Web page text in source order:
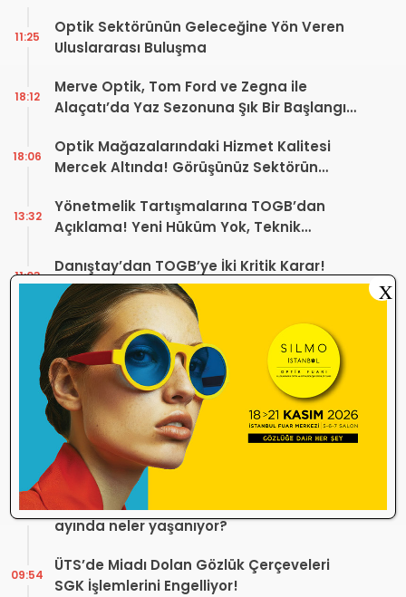
Optik Sektörünün Geleceğine Yön Veren
Uluslararası Buluşma
11:25
Merve Optik, Tom Ford ve Zegna ile
Alaçatı’da Yaz Sezonuna Şık Bir Başlangıç ​​
18:12
Optik Mağazalarındaki Hizmet Kalitesi
Mercek Altında! Görüşünüz Sektörün
18:06
Yönetmelik Tartışmalarına TOGB’dan
Açıklama! Yeni Hüküm Yok, Teknik
13:32
Danıştay’dan TOGB’ye İki Kritik Karar!
Atilla Karip’in Açtığı Davalarda Yürütmeyi
Durdurma Kararı
11:03
Bir günde 150 bin kişi okudu! Optik sektörü
neden konuşuyor?
Sosyal Medya Bu Soruyu Soruyor! Göz
Sağlığında Çifte Standart mı Var?
10:49
TİTCK Bu Kampanyalara Dur Diyecek mi?
Sağlık ürününde ‘Set Kampanyası’
Optik sektörü neden durdu? Temmuz
ayında neler yaşanıyor?
10:27
ÜTS’de Miadı Dolan Gözlük Çerçeveleri
SGK İşlemlerini Engelliyor!
09:54
X